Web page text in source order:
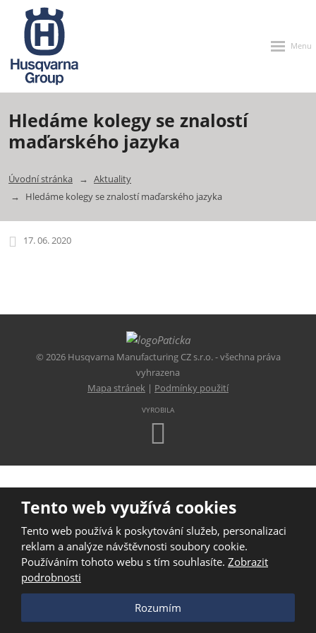
Hledáme kolegy se znalostí
maďarského jazyka
Úvodní stránka
Aktuality
Hledáme kolegy se znalostí maďarského jazyka
17. 06. 2020
© 2026 Husqvarna Manufacturing CZ s.r.o. - všechna práva
vyhrazena
Mapa stránek | Podmínky použití
VYROBILA
Tento web využívá cookies
Tento web používá k poskytování služeb, personalizaci
reklam a analýze návštěvnosti soubory cookie.
Používáním tohoto webu s tím souhlasíte. Zobrazit
podrobnosti
Rozumím